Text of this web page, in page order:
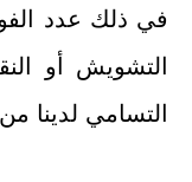
في ذلك عدد
التشويش أو
التسامي لدينا